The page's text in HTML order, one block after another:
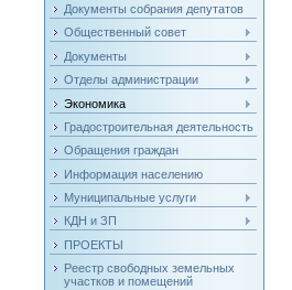
Документы собрания депутатов
Общественный совет
Документы
Отделы администрации
Экономика
Градостроительная деятельность
Обращения граждан
Информация населению
Муниципальные услуги
КДН и ЗП
ПРОЕКТЫ
Реестр свободных земельных
участков и помещений